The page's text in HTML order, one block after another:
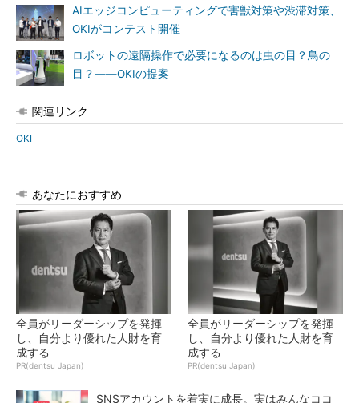
AIエッジコンピューティングで害獣対策や渋滞対策、
OKIがコンテスト開催
ロボットの遠隔操作で必要になるのは虫の目？鳥の
目？――OKIの提案
関連リンク
OKI
あなたにおすすめ
全員がリーダーシップを発揮
し、自分より優れた人財を育
成する
PR(dentsu Japan)
全員がリーダーシップを発揮
し、自分より優れた人財を育
成する
PR(dentsu Japan)
SNSアカウントを着実に成長。実はみんなココ